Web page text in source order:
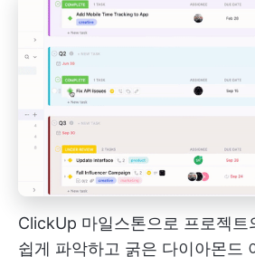
ClickUp 마일스톤으로 프로젝트
쉽게 파악하고 굵은 다이아몬드